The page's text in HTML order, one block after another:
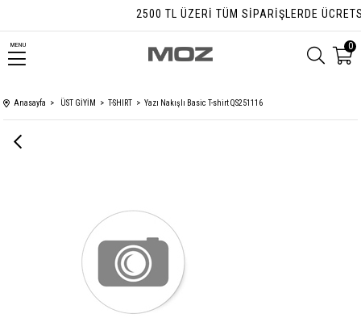
2500 TL ÜZERI TÜM SIPARIŞLERDE
MENU 0
Anasayfa ÜST GİYİM T-SHIRT Yazı Nakışlı Basic T-shirt QS251116